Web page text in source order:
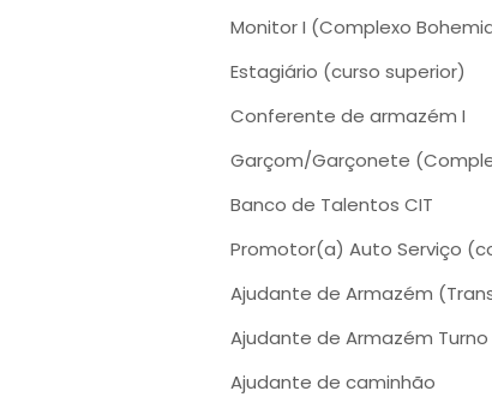
Monitor I (Complexo
Estagiário (curso superior)
Conferente de armazém I
Garçom/Garçonete
Banco de Talentos CIT
Promotor(a) Auto Serviço
Ajudante de Armazém
Ajudante de Armazém Turno
Ajudante de caminhão